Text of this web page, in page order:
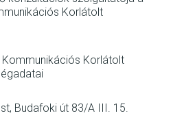
Korlátolt
Kommunikációs Korlátolt
Budafoki út 83/A III. 15.